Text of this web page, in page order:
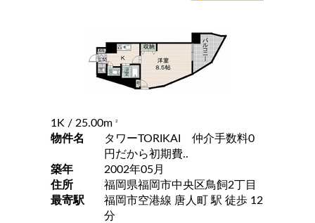
1K / 25.00m 2
物件名
タワーTORIKAI 仲介手数料0
円だから初期費..
築年
2002年05月
住所
福岡県福岡市中央区鳥飼2丁目
最寄駅
福岡市空港線 唐人町 駅 徒歩 12
分